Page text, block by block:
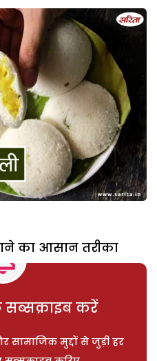
का आसान तरीका
सब्सक्राइब करें
सामाजिक मुद्दों से जुड़ी हर